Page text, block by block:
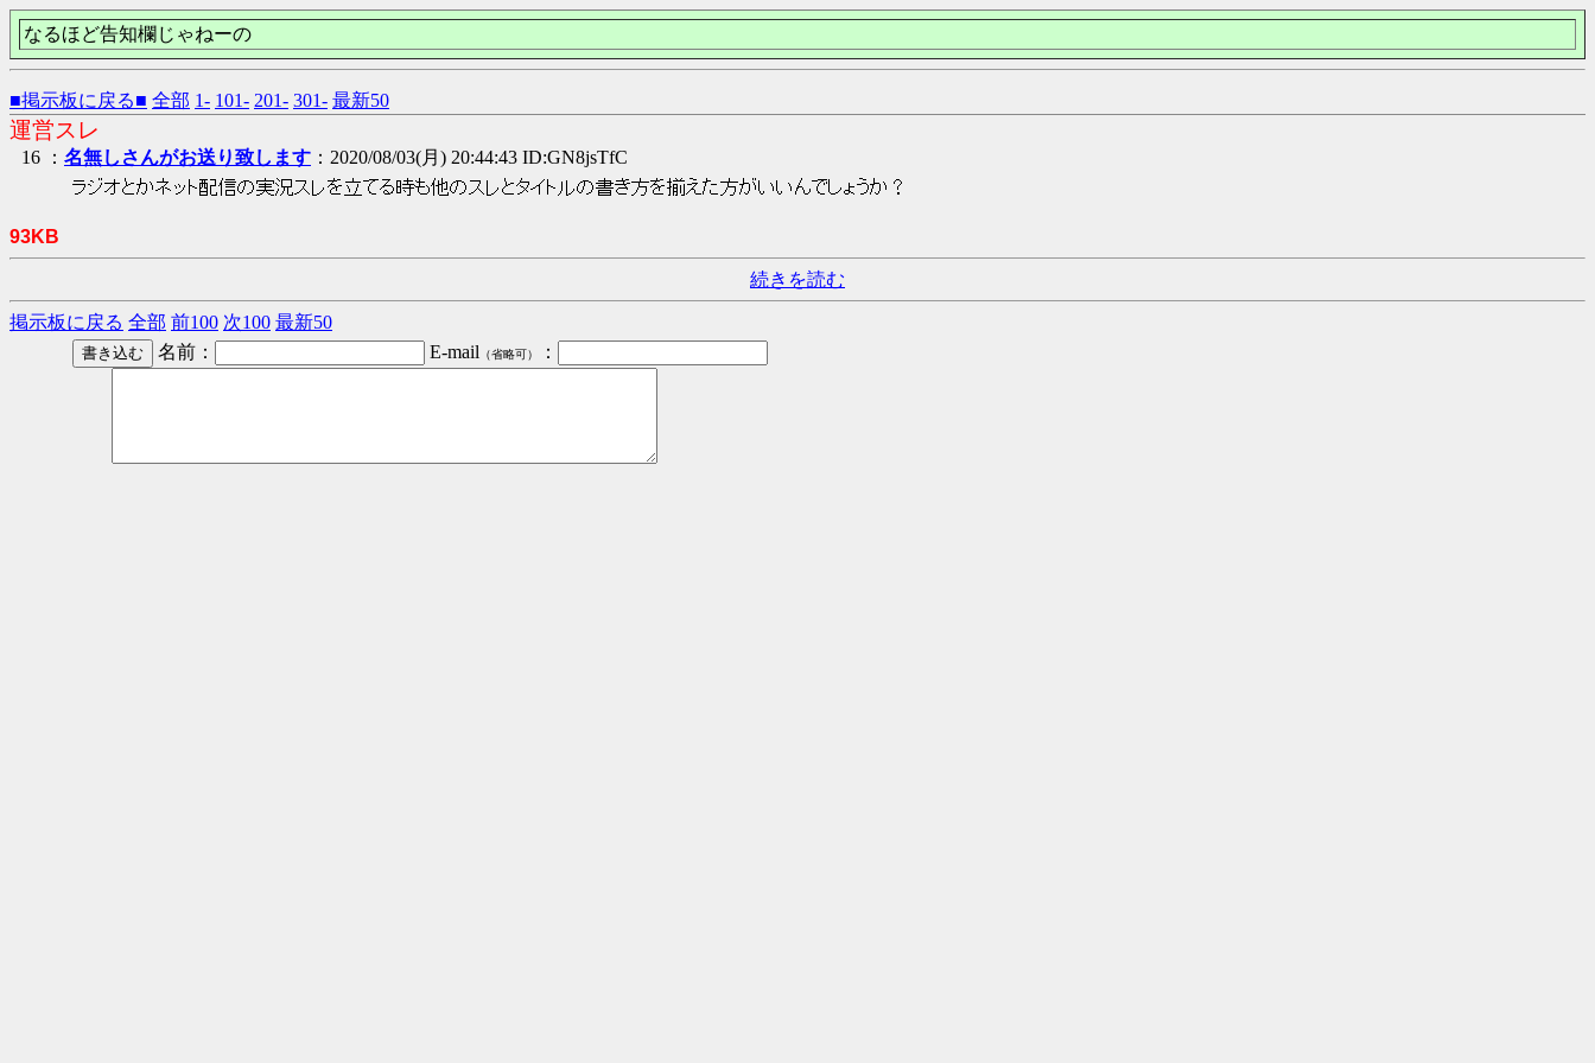
なるほど告知欄じゃねーの
■掲示板に戻る■ 全部 1- 101- 201- 301- 最新50
運営スレ
16 ： 名無しさんがお送り致します ：2020/08/03(月) 20:44:43 ID:GN8jsTfC
ラジオとかネット配信の実況スレを立てる時も他のスレとタイトルの書き方を揃えた方がいいんでしょうか？
93KB
続きを読む
掲示板に戻る 全部 前100 次100 最新50
名前：
E-mail （省略可） ：